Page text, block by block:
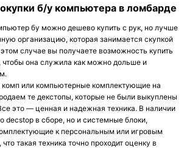
б/у компьютера в ломбарде
бу можно дешево купить с рук, но лучше
организацию, которая занимается скупкой
случае вы получаете возможность купить
чтобы она служила как можно дольше и
комп или компьютерные комплектующие на
те декстопы, которые не были выкуплены
это — ценная и надежная техника. В наличии
decstop в сборе, но и системные блоки,
к персональным или игровым
такая техника точно проходит оценку в